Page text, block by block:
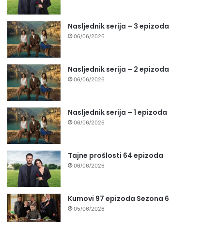
Nasljednik serija – 3 epizoda
06/06/2026
Nasljednik serija – 2 epizoda
06/06/2026
Nasljednik serija – 1 epizoda
06/06/2026
Tajne prošlosti 64 epizoda
06/06/2026
Kumovi 97 epizoda Sezona 6
05/06/2026